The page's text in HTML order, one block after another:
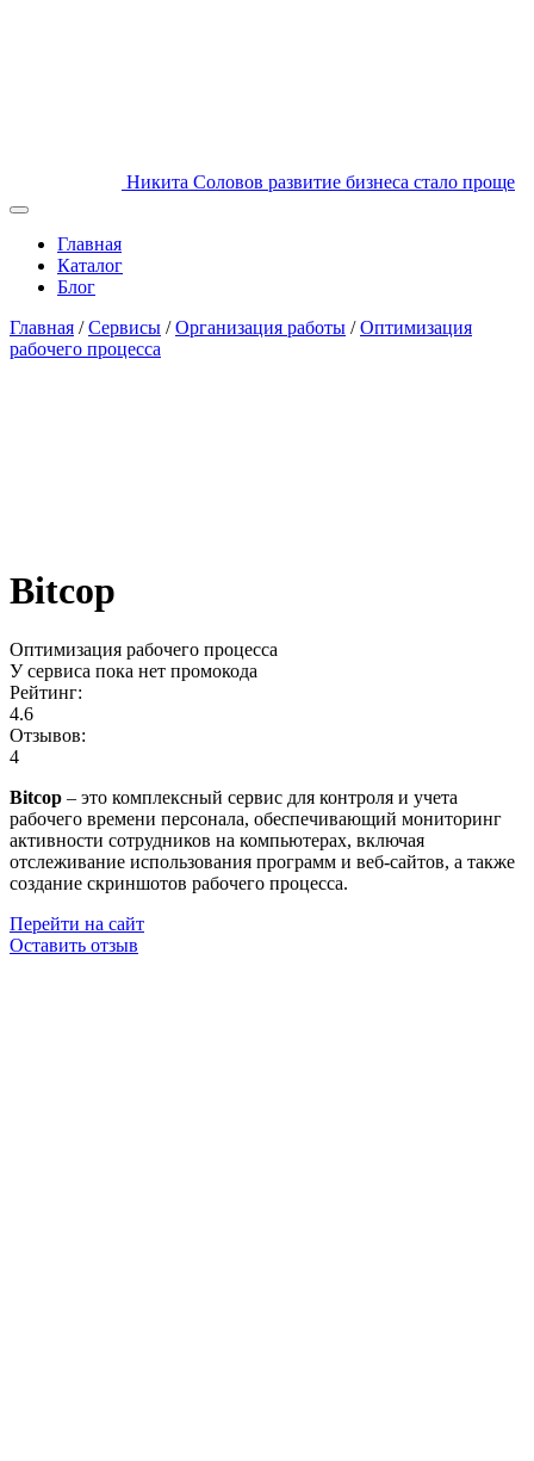
Никита Соловов развитие бизнеса стало проще
Главная
Каталог
Блог
Главная / Сервисы / Организация работы / Оптимизация
рабочего процесса
Bitcop
Оптимизация рабочего процесса
У сервиса пока нет промокода
Рейтинг:
4.6
Отзывов:
4
Bitcop – это комплексный сервис для контроля и учета
рабочего времени персонала, обеспечивающий мониторинг
активности сотрудников на компьютерах, включая
отслеживание использования программ и веб-сайтов, а также
создание скриншотов рабочего процесса.
Перейти на сайт
Оставить отзыв